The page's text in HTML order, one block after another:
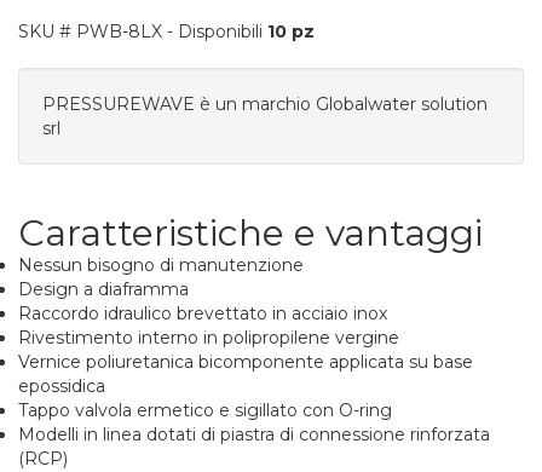
SKU # PWB-8LX - Disponibili 10 pz
PRESSUREWAVE è un marchio Globalwater solution
srl
Caratteristiche e vantaggi
Nessun bisogno di manutenzione
Design a diaframma
Raccordo idraulico brevettato in acciaio inox
Rivestimento interno in polipropilene vergine
Vernice poliuretanica bicomponente applicata su base
epossidica
Tappo valvola ermetico e sigillato con O-ring
Modelli in linea dotati di piastra di connessione rinforzata
(RCP)